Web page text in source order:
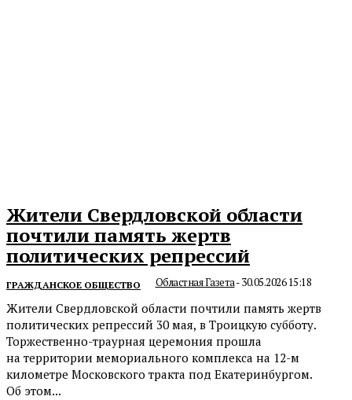
Жители Свердловской области
почтили память жертв
политических репрессий
ГРАЖДАНСКОЕ ОБЩЕСТВО Областная Газета-30.05.2026 15:18
Жители Свердловской области почтили память жертв
политических репрессий 30 мая, в Троицкую субботу.
Торжественно-траурная церемония прошла
на территории мемориального комплекса на 12-м
километре Московского тракта под Екатеринбургом.
Об этом...